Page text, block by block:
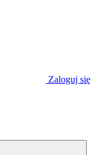
Zaloguj się